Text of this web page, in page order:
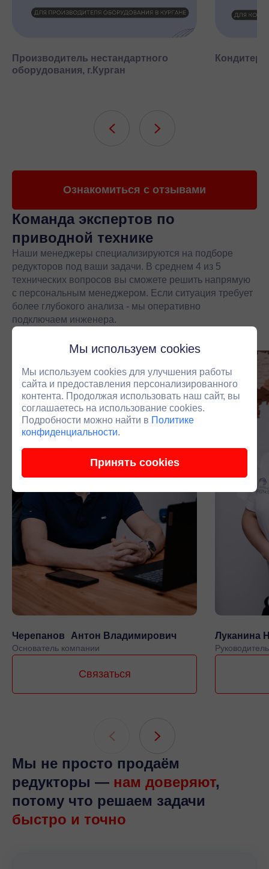
Производитель нестандартного
оборудования, г.Курган
Ознакомиться с отзывами
Команда экспертов по
приводной технике
Наши менеджеры специализируются на подборе
редукторов под ваши задачи. В среднем 4 из 5
технических вопросов вы сможете решить напрямую
с персональным менеджером. Если ситуация требует
более глубокого анализа - мы оперативно
подключаем инженера.
Черепанов Антон Владимирович
Основатель компании
Связаться
Луканина
Мы не просто продаём
редукторы — нам доверяют,
потому что решаем задачи
быстро и точно
Мы используем cookies
Мы используем cookies для улучшения работы
сайта и предоставления персонализированного
контента. Продолжая использовать наш сайт, вы
соглашаетесь на использование cookies.
Подробности можно найти в Политике
конфиденциальности.
Принять cookies